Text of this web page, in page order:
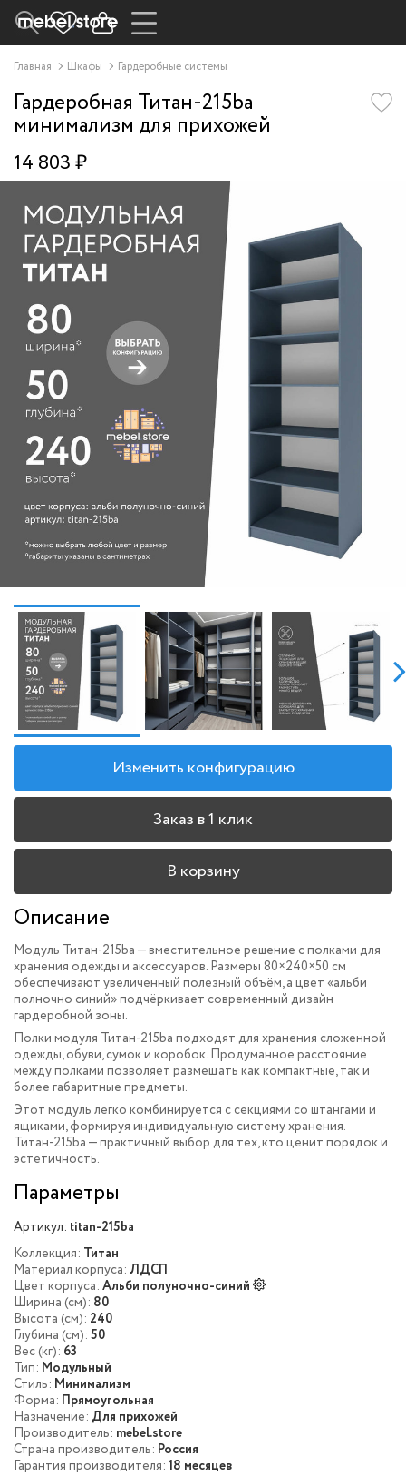
Главная Шкафы Гардеробные системы
Гардеробная Титан-215ba
минимализм для прихожей
14 803 ₽
Изменить конфигурацию
Заказ в 1 клик
В корзину
Описание
Модуль Титан-215ba — вместительное решение с полками для
хранения одежды и аксессуаров. Размеры 80×240×50 см
обеспечивают увеличенный полезный объём, а цвет «альби
полночно синий» подчёркивает современный дизайн
гардеробной зоны.
Полки модуля Титан-215ba подходят для хранения сложенной
одежды, обуви, сумок и коробок. Продуманное расстояние
между полками позволяет размещать как компактные, так и
более габаритные предметы.
Этот модуль легко комбинируется с секциями со штангами и
ящиками, формируя индивидуальную систему хранения.
Титан-215ba — практичный выбор для тех, кто ценит порядок и
эстетичность.
Параметры
Артикул: titan-215ba
Коллекция: Титан
Материал корпуса: ЛДСП
Цвет корпуса: Альби полуночно-синий
Ширина (см): 80
Высота (см): 240
Глубина (см): 50
Вес (кг): 63
Тип: Модульный
Стиль: Минимализм
Форма: Прямоугольная
Назначение: Для прихожей
Производитель: mebel.store
Страна производитель: Россия
Гарантия производителя: 18 месяцев